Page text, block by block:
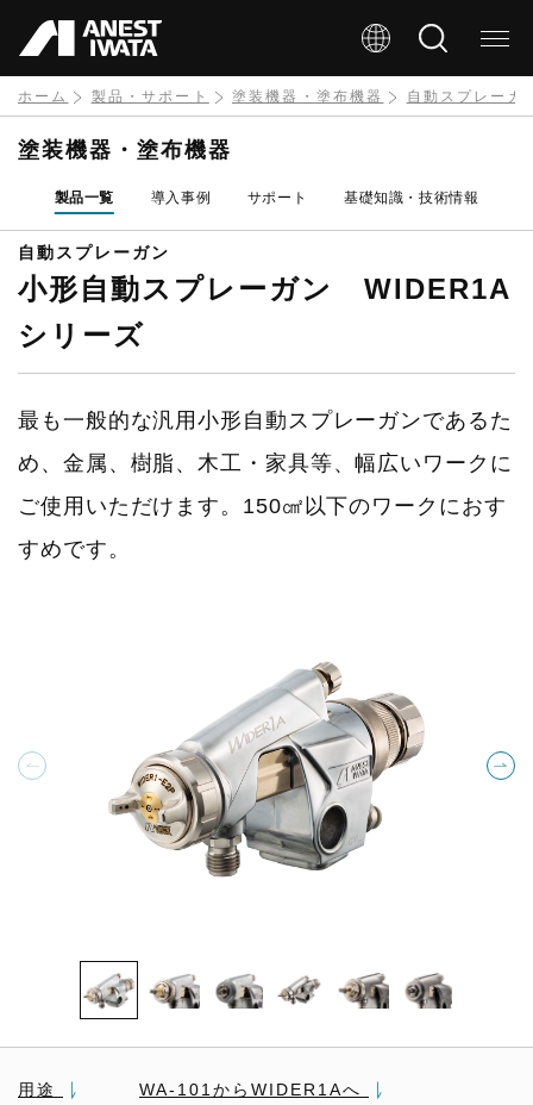
イ
ン
ン
ホーム 製品・サポート 塗装機器・塗布機器 自動スプレーガ
自動スプレーガン
小形自動スプレーガン WIDER1A
シリーズ
最も一般的な汎用小形自動スプレーガンであるた
め、金属、樹脂、木工・家具等、幅広いワークに
ご使用いただけます。150㎠以下のワークにおす
すめです。
用途 WA-101からWIDER1Aへ
塗装機器・塗布機器
製品一覧 導入事例 サポート 基礎知識・技術情報